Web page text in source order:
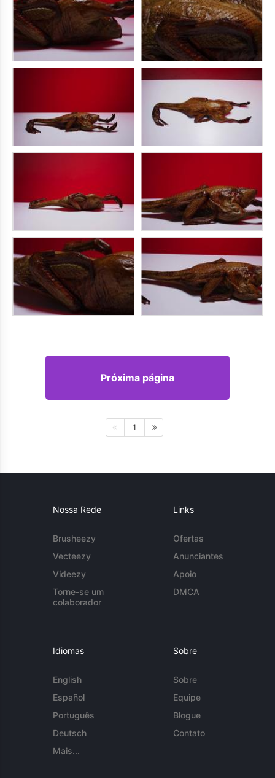
Próxima página
1
Nossa Rede
Brusheezy
Vecteezy
Videezy
Torne-se um
colaborador
Links
Ofertas
Anunciantes
Apoio
DMCA
Idiomas
English
Español
Português
Deutsch
Mais...
Sobre
Sobre
Equipe
Blogue
Contato